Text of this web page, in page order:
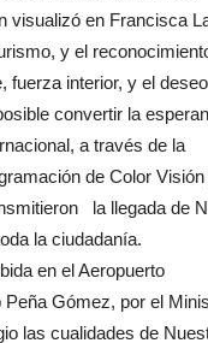
visualizó en Francisca
y el
fuerza interior, y el
convertir la
a través de la
de Color
la llegada de
la ciudadanía.
en el Aeropuerto
Gómez, por el
las cualidades de